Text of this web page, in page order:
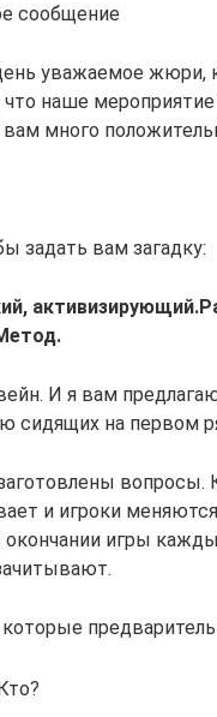
сообщение
уважаемое жюри,
наше
вам много
задать вам загадку:
активизирующий.
И я вам
сидящих на первом
и игроки
окончании игры